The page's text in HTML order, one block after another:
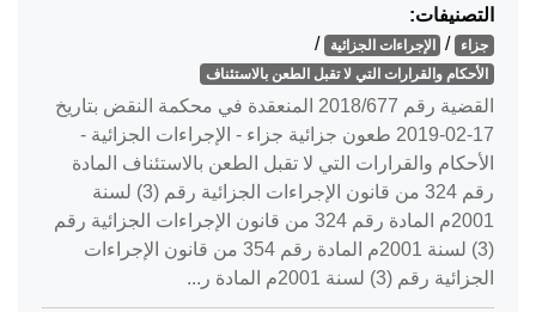
التصنيفات:
جزاء / الإجراءات الجزائية /
الأحكام والقرارات التي لا تقبل الطعن بالاستئناف
القضية رقم ‎677‏/‎2018‏ المنعقدة في محكمة النقض بتاريخ
‎2019-02-17‏ طعون جزائية جزاء - الإجراءات الجزائية -
الأحكام والقرارات التي لا تقبل الطعن بالاستئناف المادة
رقم 324 من قانون الإجراءات الجزائية رقم (3) لسنة
2001م المادة رقم 324 من قانون الإجراءات الجزائية رقم
(3) لسنة 2001م المادة رقم 354 من قانون الإجراءات
الجزائية رقم (3) لسنة 2001م المادة ر...